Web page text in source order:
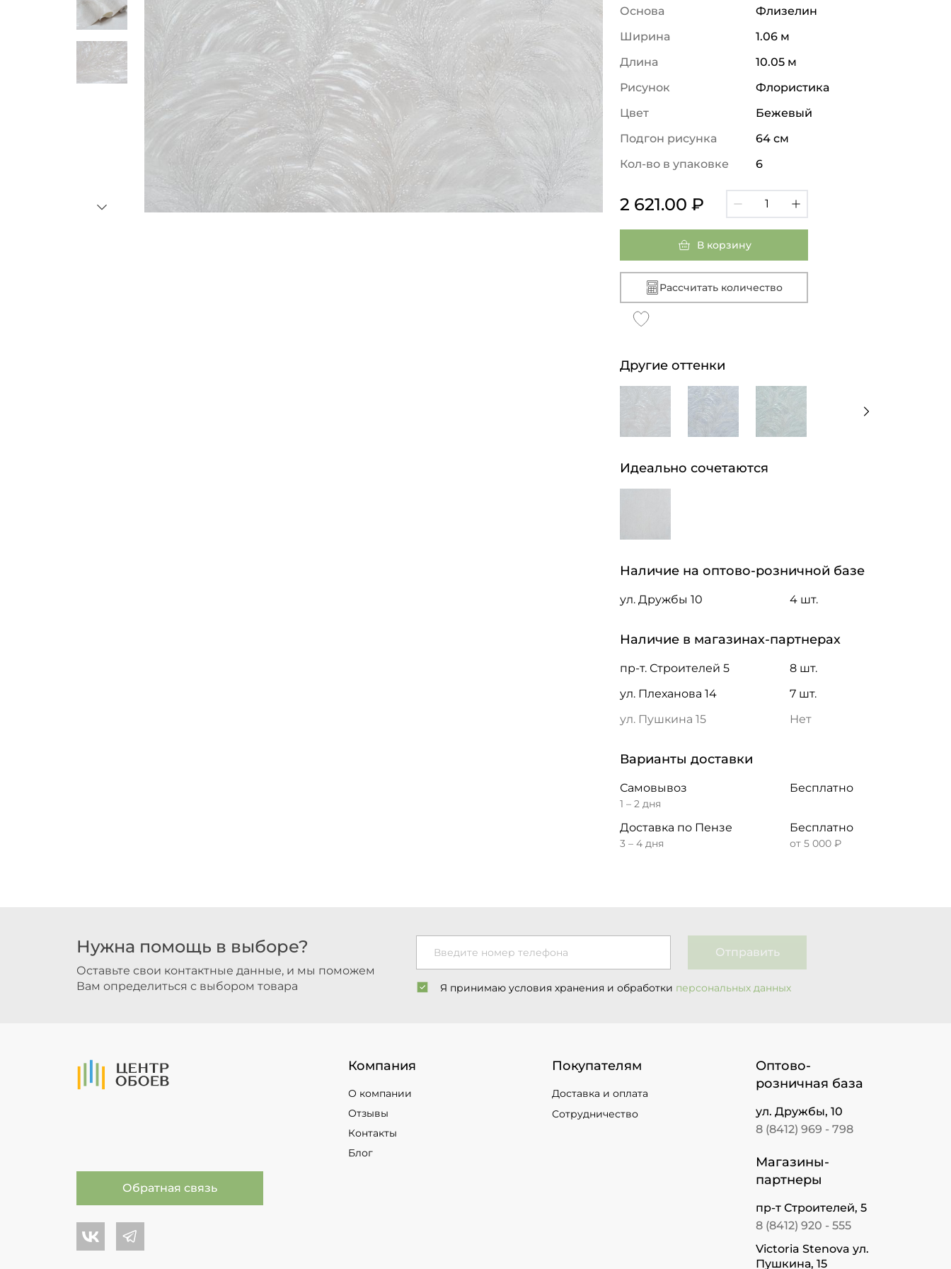
Основа
Флизелин
Ширина
1.06 м
Длина
10.05 м
Рисунок
Флористика
Цвет
Бежевый
Подгон рисунка
64 см
Кол-во в упаковке
6
2 621.00 ₽
В корзину
Рассчитать количество
Другие оттенки
Идеально сочетаются
Наличие на оптово-розничной базе
ул. Дружбы 10 4 шт.
Наличие в магазинах-партнерах
пр-т. Строителей 5
8 шт.
ул. Плеханова 14
7 шт.
ул. Пушкина 15
Нет
Варианты доставки
Самовывоз
1 – 2 дня
Бесплатно
Доставка по Пензе
3 – 4 дня
Бесплатно
от 5 000 ₽
Нужна помощь в выборе?
Оставьте свои контактные данные, и мы поможем
Вам определиться с выбором товара
Введите номер телефона Отправить
Я принимаю условия хранения и обработки персональных данных
На Главную Компания
О компании
Отзывы
Контакты
Блог
Покупателям
Доставка и оплата
Сотрудничество
Оптово-
розничная база
ул. Дружбы, 10
8 (8412) 969 - 798
Магазины-
партнеры
пр-т Строителей, 5
8 (8412) 920 - 555
Victoria Stenova ул.
Пушкина, 15
Обратная связь
Центр обоев во Вконтакте
Центр обоев в Телеграме